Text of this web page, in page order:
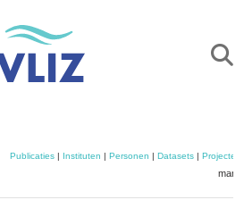
Publicaties| Instituten | Personen | Datasets| Projecten